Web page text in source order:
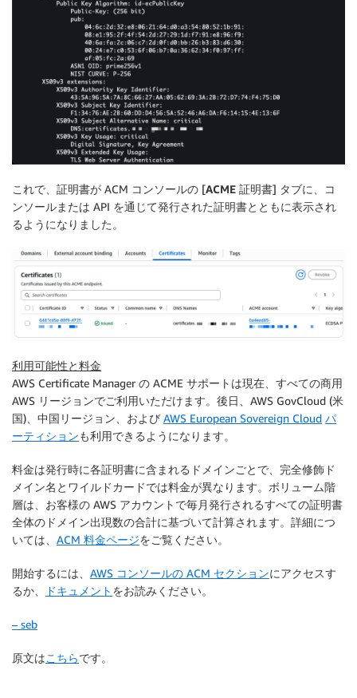
これで、証明書が ACM コンソールの [ACME 証明書] タブに、コ
ンソールまたは API を通じて発行された証明書とともに表示され
るようになりました。
利用可能性と料金
AWS Certificate Manager の ACME サポートは現在、すべての商用
AWS リージョンでご利用いただけます。後日、AWS GovCloud (米
国)、中国リージョン、および AWS European Sovereign Cloud パ
ーティションも利用できるようになります。
料金は発行時に各証明書に含まれるドメインごとで、完全修飾ド
メイン名とワイルドカードでは料金が異なります。ボリューム階
層は、お客様の AWS アカウントで毎月発行されるすべての証明書
全体のドメイン出現数の合計に基づいて計算されます。詳細につ
いては、 ACM 料金ページをご覧ください。
開始するには、 AWS コンソールの ACM セクションにアクセスす
るか、
ドキュメント をお読みください。
– seb
原文はこちらです。